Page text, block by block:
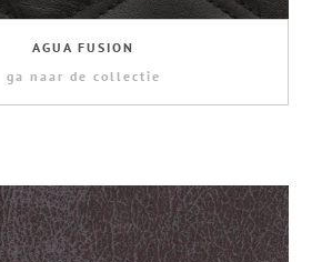
AGUA FUSION
ga naar de collectie